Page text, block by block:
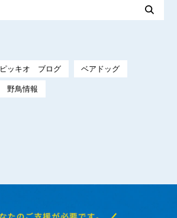
ピッキオ ブログ ベアドッグ
野鳥情報